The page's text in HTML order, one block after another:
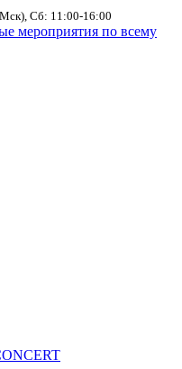
Сб: 11:00-16:00
мероприятия по всему